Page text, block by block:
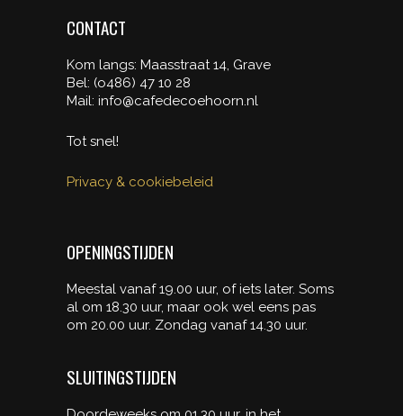
CONTACT
Kom langs: Maasstraat 14, Grave
Bel: (o486) 47 10 28
Mail: info@cafedecoehoorn.nl
Tot snel!
Privacy & cookiebeleid
OPENINGSTIJDEN
Meestal vanaf 19.00 uur, of iets later. Soms
al om 18.30 uur, maar ook wel eens pas
om 20.00 uur. Zondag vanaf 14.30 uur.
SLUITINGSTIJDEN